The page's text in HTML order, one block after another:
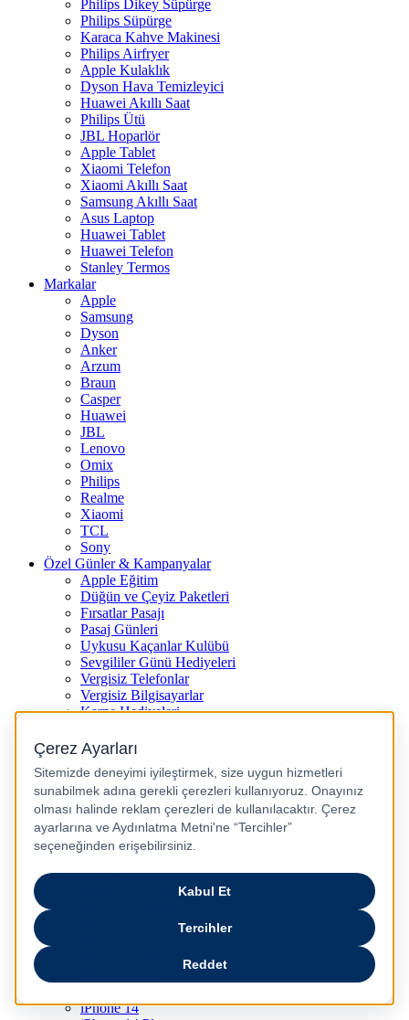
Philips Dikey Süpürge
Philips Süpürge
Karaca Kahve Makinesi
Philips Airfryer
Apple Kulaklık
Dyson Hava Temizleyici
Huawei Akıllı Saat
Philips Ütü
JBL Hoparlör
Apple Tablet
Xiaomi Telefon
Xiaomi Akıllı Saat
Samsung Akıllı Saat
Asus Laptop
Huawei Tablet
Huawei Telefon
Stanley Termos
Markalar
Apple
Samsung
Dyson
Anker
Arzum
Braun
Casper
Huawei
JBL
Lenovo
Omix
Philips
Realme
Xiaomi
TCL
Sony
Özel Günler & Kampanyalar
Apple Eğitim
Düğün ve Çeyiz Paketleri
Fırsatlar Pasajı
Pasaj Günleri
Uykusu Kaçanlar Kulübü
Sevgililer Günü Hediyeleri
Vergisiz Telefonlar
Vergisiz Bilgisayarlar
Karne Hediyeleri
Resmi Tatil Günleri
Pasaj Ödeme Teklifleri
Anneler Günü Hediyeleri
Babalar Günü
Taksitli Harikalar Diyarı
Popüler Ürünler
iPhone 17
iPhone Air
iPhone 16 Pro Max
iPhone 14